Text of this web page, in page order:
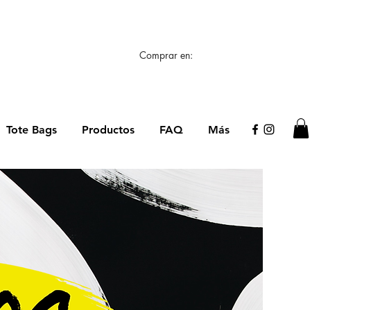
Comprar en:
Tote Bags Productos FAQ Más